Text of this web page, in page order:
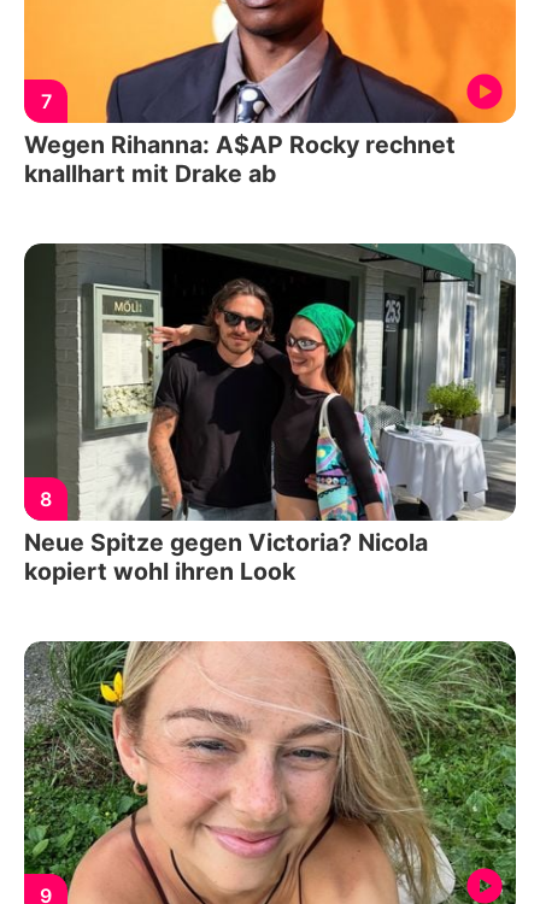
7
Wegen Rihanna: A$AP Rocky rechnet
knallhart mit Drake ab
8
Neue Spitze gegen Victoria? Nicola
kopiert wohl ihren Look
9